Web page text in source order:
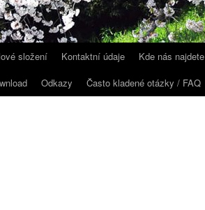
složení Kontaktní údaje Kde nás najdete
Odkazy Často kladené otázky / FAQ